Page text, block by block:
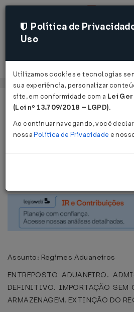
Página Inicial Legislações
Solução de
Assunto: Regimes Aduaneiros
ENTREPOSTO ADUANEIRO.
DEFINITIVO. IMPORTAÇÃO SEM
ARMAZENAGEM. EXTINÇÃO DO
Política de
Uso
Utilizamos cookies e tecnologias
sua experiência, personalizar
site, em conformidade com a Lei
(Lei nº 13.709/2018 – LGPD).
Ao continuar navegando, você
nossaPolítica de Privacidade e